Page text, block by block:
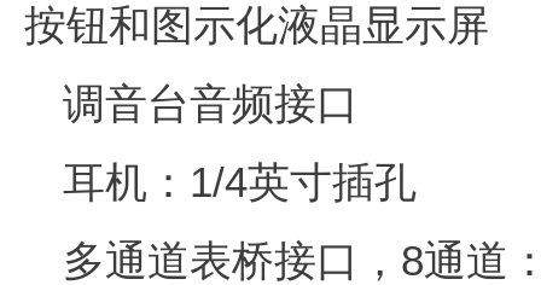
按钮和图示化液晶显示屏
调音台音频接口
耳机：1/4英寸插孔
多通道表桥接口，8通道